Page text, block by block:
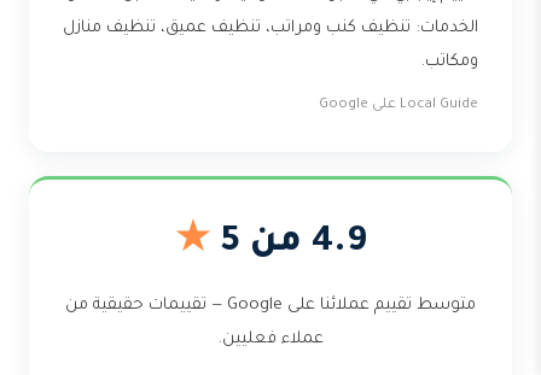
الخدمات: تنظيف كنب ومراتب، تنظيف عميق، تنظيف منازل
ومكاتب.
Local Guide على Google
4.9 من 5 ★
متوسط تقييم عملائنا على Google — تقييمات حقيقية من
عملاء فعليين.